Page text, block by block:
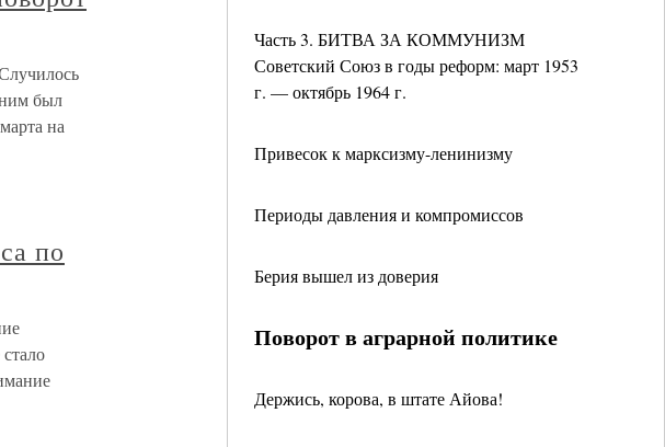
Часть 3. БИТВА ЗА КОММУНИЗМ
Советский Союз в годы реформ: март 1953
г. — октябрь 1964 г.
Привесок к марксизму-ленинизму
Периоды давления и компромиссов
Берия вышел из доверия
Поворот в аграрной политике
Держись, корова, в штате Айова!
был
на
по